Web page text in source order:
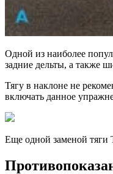
Одной из наиболее
задние дельты, а также
Тягу в наклоне не
включать данное
Еще одной заменой тяги